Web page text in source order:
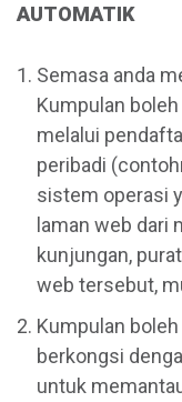
AUTOMATIK
Semasa anda
Kumpulan
melalui
peribadi
sistem operasi
laman web dari
kunjungan,
web tersebut,
Kumpulan
berkongsi
untuk